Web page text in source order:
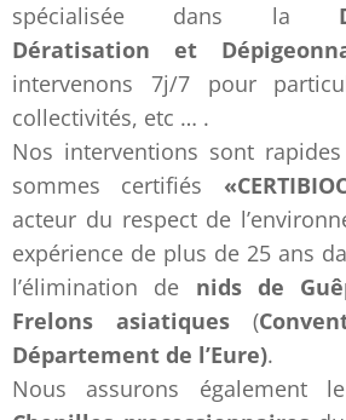
spécialisée dans la
Dératisation et
intervenons 7j/7 pour
collectivités, etc … .
Nos interventions sont
sommes certifiés
acteur du respect de
expérience de plus de 25 ans
l’élimination de nids de
Frelons asiatiques(
Département de l’Eure).
Nous assurons également